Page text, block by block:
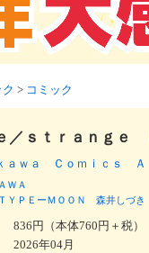
> コミック
／ｓｔｒａｎｇ
ａｗａ Ｃｏｍｉｃｓ
ＷＡ
ＴＹＰＥーＭＯＯＮ 森井しづき
836円（本体760円＋税）
2026年04月